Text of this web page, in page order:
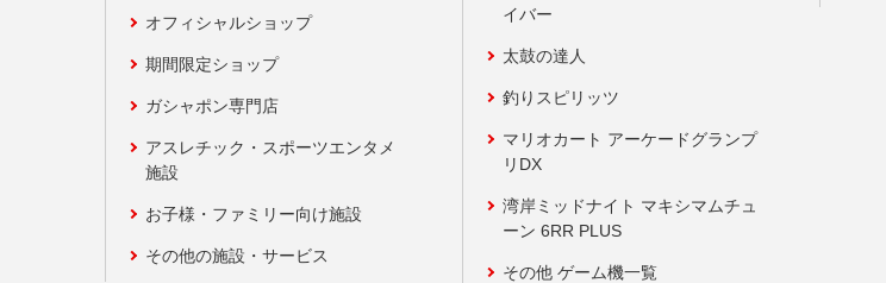
オフィシャルショップ
期間限定ショップ
ガシャポン専門店
アスレチック・スポーツエンタメ
施設
お子様・ファミリー向け施設
その他の施設・サービス
イバー
太鼓の達人
釣りスピリッツ
マリオカート アーケードグランプ
リDX
湾岸ミッドナイト マキシマムチュ
ーン 6RR PLUS
その他 ゲーム機一覧